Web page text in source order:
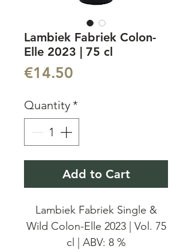
Lambiek Fabriek Colon-
Elle 2023 | 75 cl
€14.50
Quantity *
Add to Cart
Lambiek Fabriek Single &
Wild Colon-Elle 2023 | Vol. 75
cl | ABV: 8 %